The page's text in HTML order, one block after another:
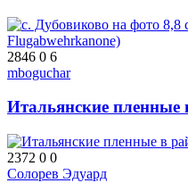
2846 0 6
mboguchar
Итальянские пленные
2372 0 0
Солорев Эдуард